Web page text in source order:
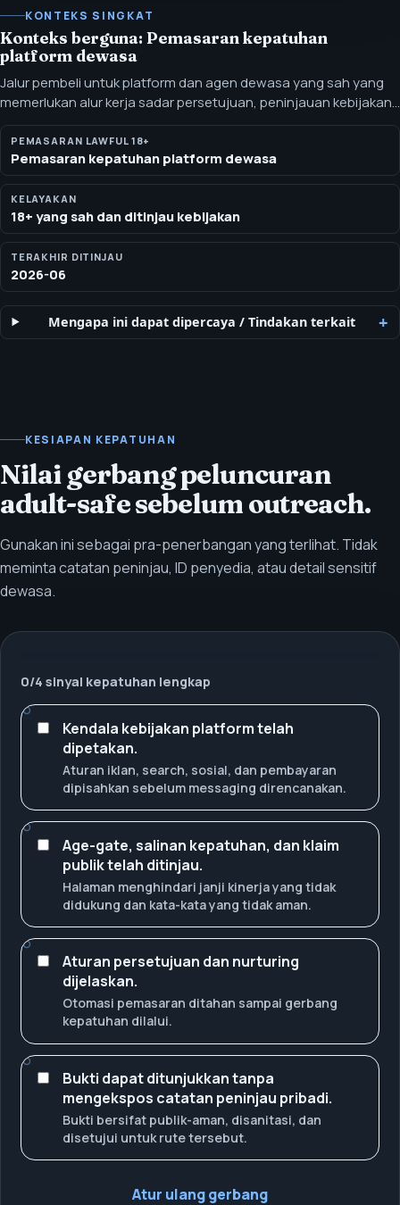
KONTEKS SINGKAT
Konteks berguna: Pemasaran kepatuhan
platform dewasa
Jalur pembeli untuk platform dan agen dewasa yang sah yang
memerlukan alur kerja sadar persetujuan, peninjauan kebijakan,
SEO aman-untuk-dewasa, dan dukungan reputasi. Jalur ini fokus
pada pemasaran platform 18+ yang sah dengan perhatian pada
persetujuan, pengungkapan, likeness, risiko kebijakan
pembayaran, dan aturan saluran yang membentuk setiap
rekomendasi.
PEMASARAN LAWFUL 18+
Pemasaran kepatuhan platform dewasa
KELAYAKAN
18+ yang sah dan ditinjau kebijakan
TERAKHIR DITINJAU
2026-06
Mengapa ini dapat dipercaya /Tindakan terkait
KESIAPAN KEPATUHAN
Nilai gerbang peluncuran
adult-safe sebelum outreach.
Gunakan ini sebagai pra-penerbangan yang terlihat. Tidak
meminta catatan peninjau, ID penyedia, atau detail sensitif
dewasa.
0/4 sinyal kepatuhan lengkap
Kendala kebijakan platform telah
dipetakan.
Aturan iklan, search, sosial, dan pembayaran
dipisahkan sebelum messaging direncanakan.
Age-gate, salinan kepatuhan, dan klaim
publik telah ditinjau.
Halaman menghindari janji kinerja yang tidak
didukung dan kata-kata yang tidak aman.
Aturan persetujuan dan nurturing
dijelaskan.
Otomasi pemasaran ditahan sampai gerbang
kepatuhan dilalui.
Bukti dapat ditunjukkan tanpa
mengekspos catatan peninjau pribadi.
Bukti bersifat publik-aman, disanitasi, dan
disetujui untuk rute tersebut.
Atur ulang gerbang